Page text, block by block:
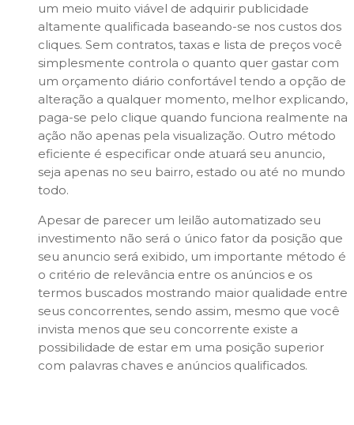
um meio muito viável de adquirir publicidade
altamente qualificada baseando-se nos custos dos
cliques. Sem contratos, taxas e lista de preços você
simplesmente controla o quanto quer gastar com
um orçamento diário confortável tendo a opção de
alteração a qualquer momento, melhor explicando,
paga-se pelo clique quando funciona realmente na
ação não apenas pela visualização. Outro método
eficiente é especificar onde atuará seu anuncio,
seja apenas no seu bairro, estado ou até no mundo
todo.
Apesar de parecer um leilão automatizado seu
investimento não será o único fator da posição que
seu anuncio será exibido, um importante método é
o critério de relevância entre os anúncios e os
termos buscados mostrando maior qualidade entre
seus concorrentes, sendo assim, mesmo que você
invista menos que seu concorrente existe a
possibilidade de estar em uma posição superior
com palavras chaves e anúncios qualificados.